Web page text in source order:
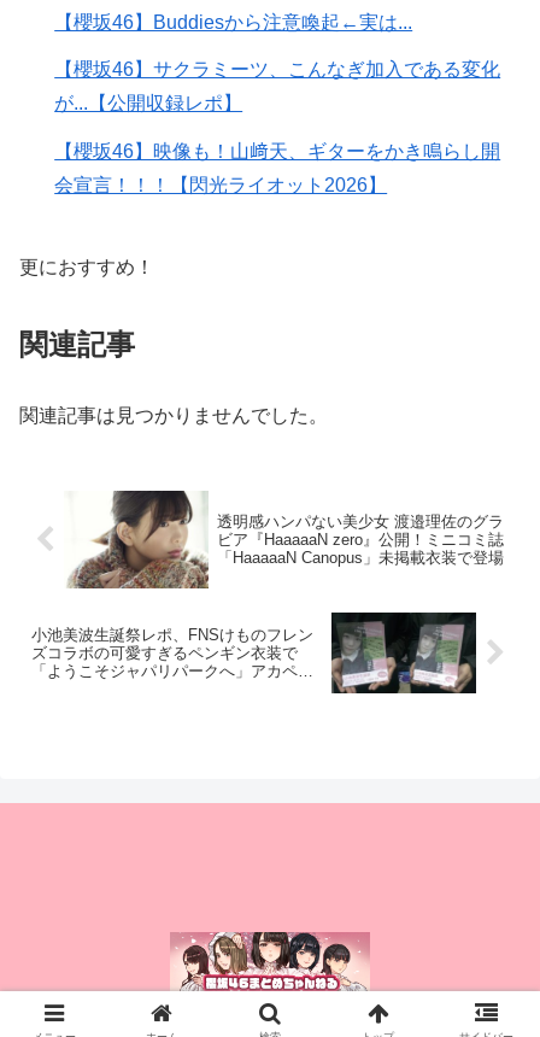
【櫻坂46】Buddiesから注意喚起←実は...
【櫻坂46】サクラミーツ、こんなぎ加入である変化
が...【公開収録レポ】
【櫻坂46】映像も！山﨑天、ギターをかき鳴らし開
会宣言！！！【閃光ライオット2026】
更におすすめ！
関連記事
関連記事は見つかりませんでした。
透明感ハンパない美少女 渡邉理佐のグラ
ビア『HaaaaaN zero』公開！ミニコミ誌
「HaaaaaN Canopus」未掲載衣装で登場
小池美波生誕祭レポ、FNSけものフレン
ズコラボの可愛すぎるペンギン衣装で
「ようこそジャパリパークへ」アカペラ
© 2015 櫻坂46まとめちゃんねる.